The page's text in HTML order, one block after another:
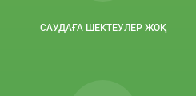
САУДАҒА ШЕКТЕУЛЕР ЖОҚ